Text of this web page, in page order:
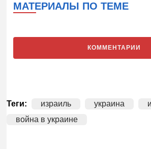
МАТЕРИАЛЫ ПО ТЕМЕ
КОММЕНТАРИИ
Теги: израиль украина
война в украине